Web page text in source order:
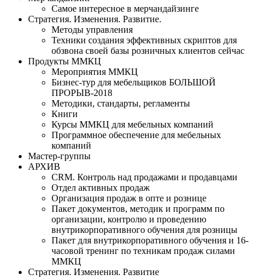
Самое интересное в мерчандайзинге
Стратегия. Изменения. Развитие.
Методы управления
Техники создания эффективных скриптов для
обзвона своей базы розничных клиентов сейчас
Продукты ММКЦ
Мероприятия ММКЦ
Бизнес-тур для мебельщиков БОЛЬШОЙ
ПРОРЫВ-2018
Методики, стандарты, регламенты
Книги
Курсы ММКЦ для мебельных компаний
Программное обеспечение для мебельных
компаний
Мастер-группы
АРХИВ
CRM. Контроль над продажами и продавцами
Отдел активных продаж
Организация продаж в опте и рознице
Пакет документов, методик и программ по
организации, контролю и проведению
внутрикорпоративного обучения для розницы
Пакет для внутрикорпоративного обучения и 16-
часовой тренинг по техникам продаж силами
ММКЦ
Стратегия. Изменения. Развитие